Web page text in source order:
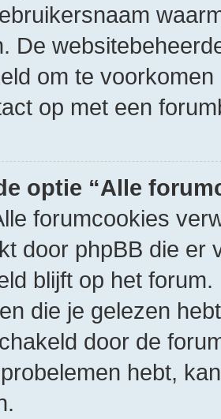
De
om te
op met een
optie “Alle
forumcookies
door phpBB die er
blijft op het
die je gelezen
door de
hebt,